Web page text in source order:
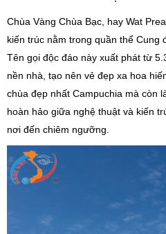
Chùa Vàng Chùa Bạc, hay Wat
kiến trúc nằm trong quần thể Cung
Tên gọi độc đáo này xuất phát từ
nền nhà, tạo nên vẻ đẹp xa hoa
chùa đẹp nhất Campuchia mà còn
hoàn hảo giữa nghệ thuật và kiến
nơi đến chiêm ngưỡng.